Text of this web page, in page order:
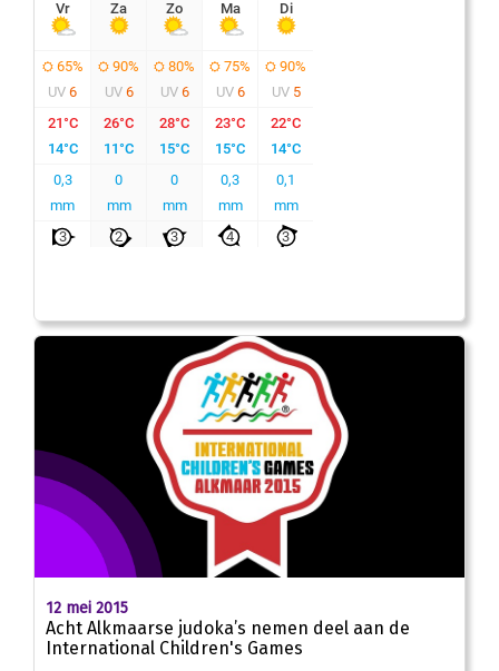
12 mei 2015
Acht Alkmaarse judoka’s nemen deel aan de
International Children's Games